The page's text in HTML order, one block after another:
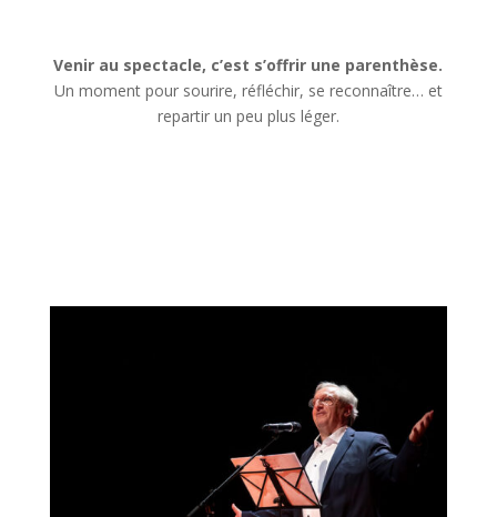
Venir au spectacle, c’est s’offrir une parenthèse.
Un moment pour sourire, réfléchir, se reconnaître… et
repartir un peu plus léger.